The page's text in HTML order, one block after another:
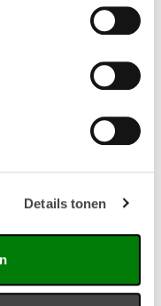
Details tonen
omgeving? Dat